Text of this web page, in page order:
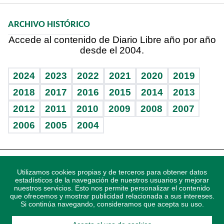
Vida y familia
Eñe
Celebrando la vida
Sin complejos
En pocas palabras
Escuchando al corazón
Economía Personal
BRV
TBT Deportivo
Más firmas
Hecho en casa
Guía del dinero
Cumpleaños
Horóscopos
Juegos
ARCHIVO HISTÓRICO
Accede al contenido de Diario Libre año por año
desde el 2004.
2024 2023 2022 2021 2020
2019
2018
2017 2016 2015 2014
2013
2012
2011 2010 2009 2008
2007
2006
2005 2004
sistema Huawei.
Utilizamos cookies propias y de terceros para obtener datos
estadísticos de la navegación de nuestros usuarios y mejorar
nuestros servicios. Esto nos permite personalizar el contenido
que ofrecemos y mostrar publicidad relacionada a sus intereses.
Si continúa navegando, consideramos que acepta su uso.